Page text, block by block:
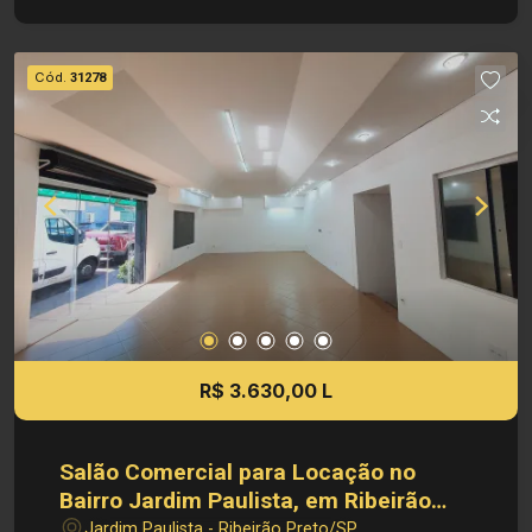
direito de alterar qualquer informação referente a
valores, dados e disponibilidade de seus
imóveis, sem aviso prévio.
Cód. 31278
R$ 3.630,00 L
Salão Comercial para Locação no
Bairro Jardim Paulista, em Ribeirão